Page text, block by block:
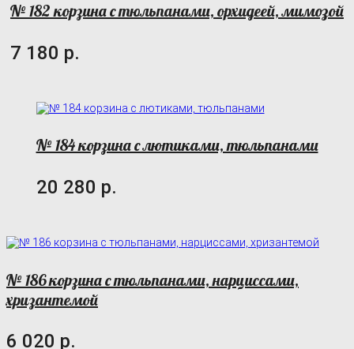
№ 182 корзина с тюльпанами, орхидеей, мимозой
7 180 р.
№ 184 корзина с лютиками, тюльпанами
20 280 р.
№ 186 корзина с тюльпанами, нарциссами,
хризантемой
6 020 р.